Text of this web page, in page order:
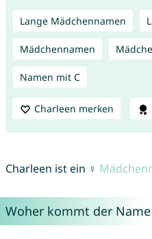
Lange Mädchennamen
Mädchennamen
Namen mit C
Charleen merken
Charleen ist ein ♀
Woher kommt der Name